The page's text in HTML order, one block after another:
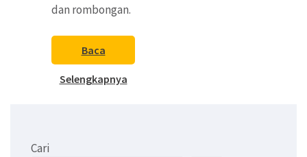
dan rombongan.
Baca
Selengkapnya
Cari